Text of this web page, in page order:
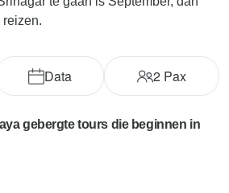
reizen.
Data 2 Pax
gebergte tours die beginnen in